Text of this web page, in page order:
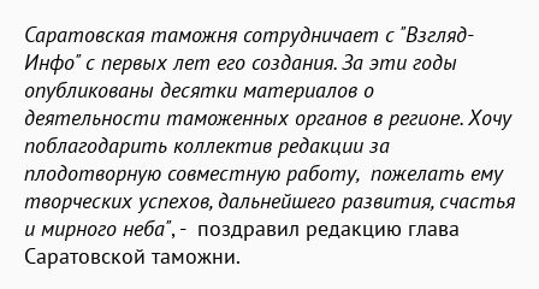
Саратовская таможня сотрудничает с "Взгляд-
Инфо" с первых лет его создания. За эти годы
опубликованы десятки материалов о
деятельности таможенных органов в регионе. Хочу
поблагодарить коллектив редакции за
плодотворную совместную работу, пожелать ему
творческих успехов, дальнейшего развития, счастья
и мирного неба", - поздравил редакцию глава
Саратовской таможни.